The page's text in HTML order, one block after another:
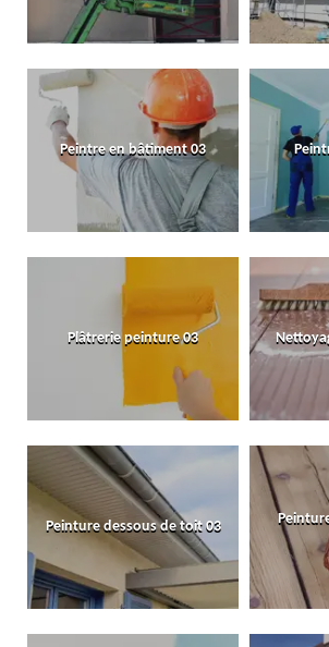
Peintre en bâtiment 03
Plâtrerie peinture 03
Peinture dessous de toit 03